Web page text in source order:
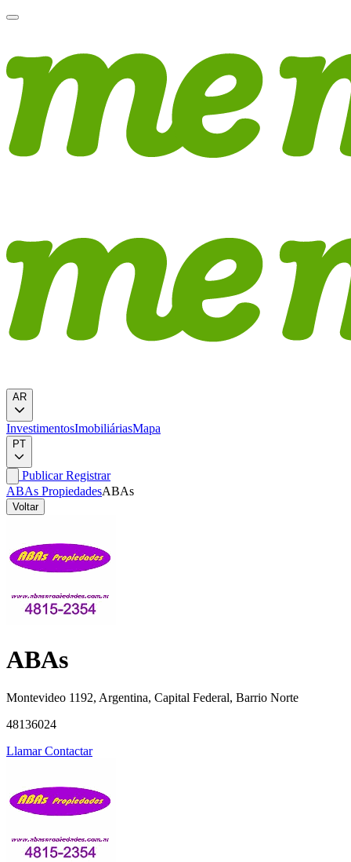
AR
InvestimentosImobiliáriasMapa
PT
PublicarRegistrar
ABAs PropiedadesABAs
Voltar
ABAs
Montevideo 1192, Argentina, Capital Federal, Barrio Norte
48136024
LlamarContactar